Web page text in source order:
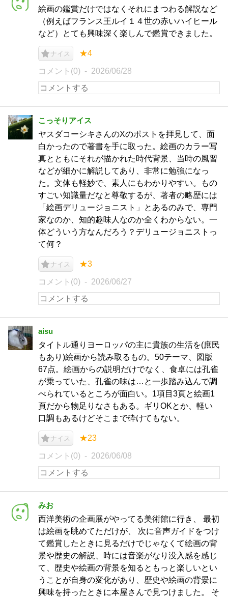
絵画の鑑賞だけではなくそれにまつわる解説など
（例えばフランス王ルイ１４世の赤いハイヒール
など）とても興味深く楽しんで鑑賞できました。
ナイス ★4
コメント(0) 2026/06/28
こっそりアイス
ヤスダコーシキさんのXのポストを拝見して、面
白かったので著書を手に取った。絵画のカラー写
真とともにそれが描かれた時代背景、当時の風習
などが細かに解説してあり、非常に勉強になっ
た。文体も軽妙で、素人にもわかりやすい。もの
すごい知識量だなと尊敬するが、著者の略歴には
「絵画デリュージョニスト」とあるのみで、専門
家なのか、知的趣味人なのか全くわからない。一
体どういう方なんだろう？デリュージョニストっ
て何？
ナイス ★3
コメント(0) 2026/06/27
aisu
タイトル通りヨーロッパの主に貴族の生活を(庶民
もあり)絵画から読み取るもの。50テーマ、図版
67点。絵画からの説明だけでなく、食卓には孔雀
が乗っていた、孔雀の味は…と一歩踏み込んで調
べられているところが面白い。1項目3頁と絵画1
頁だから物足りなさもある。ギリOKとか、軽い
口調もあるけどそこまで砕けてもない。
ナイス ★23
コメント(0) 2026/06/08
みお
西洋美術の企画展がやってる美術館に行き、 最初
は絵画を眺めてただけが、 次に音声ガイドをつけ
て鑑賞したときに見るだけでじゃなくて絵画の背
景や歴史の解説、時には音楽がなり没入感を感じ
て、歴史や絵画の背景を知るともっと楽しいとい
うことが自身の変化があり、歴史や絵画の背景に
興味を持ったときに本屋さんで見つけました。 そ